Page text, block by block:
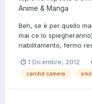
Anime & Manga
Beh, se è per quello
mai ce lo
riabilitamento, fermo
1 Dicembre, 2012
candid camera